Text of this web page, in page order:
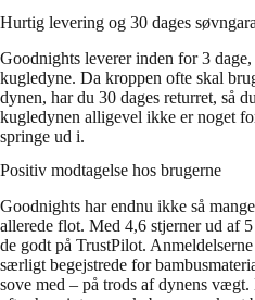
Hurtig levering og 30 dages
Goodnights leverer inden for 3
kugledyne. Da kroppen ofte skal
dynen, har du 30 dages returret, så
kugledynen alligevel ikke er noget
springe ud i.
Positiv modtagelse hos brugerne
Goodnights har endnu ikke så
allerede flot. Med 4,6 stjerner ud af
de godt på TrustPilot.
særligt begejstrede for
sove med – på trods af dynens